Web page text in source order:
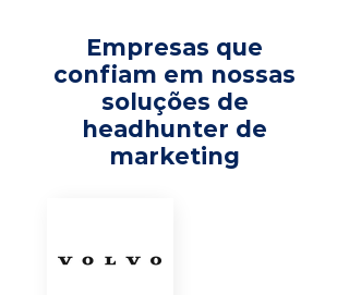
Empresas que
confiam em nossas
soluções de
headhunter de
marketing